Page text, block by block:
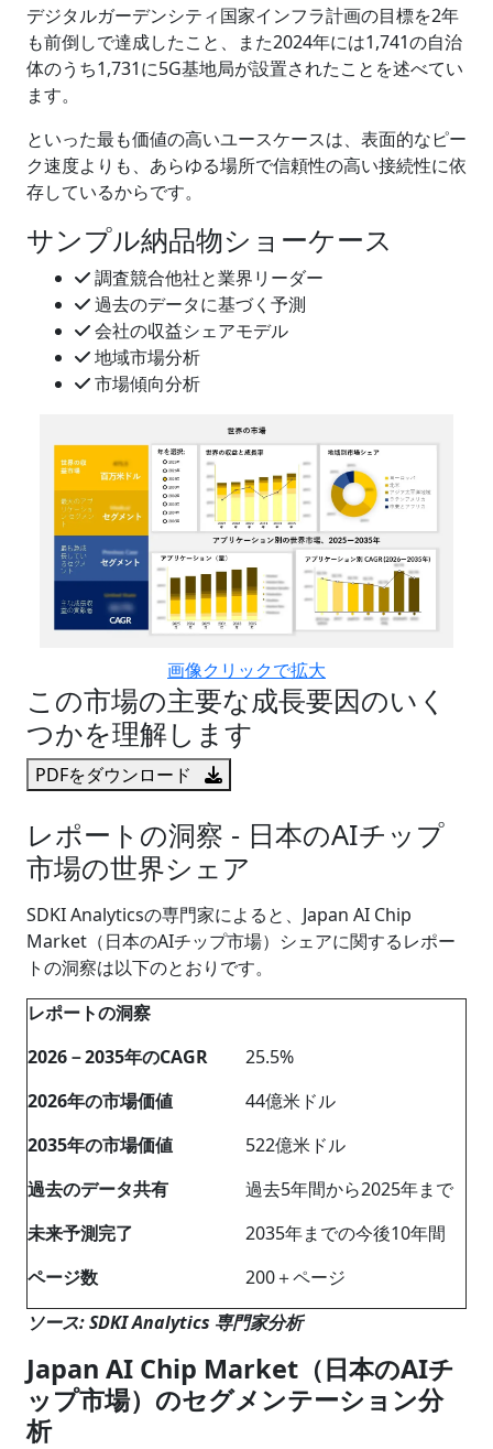
デジタルガーデンシティ国家インフラ計画の目標を2年
も前倒しで達成したこと、また2024年には1,741の自治
体のうち1,731に5G基地局が設置されたことを述べてい
ます。
といった最も価値の高いユースケースは、表面的なピー
ク速度よりも、あらゆる場所で信頼性の高い接続性に依
存しているからです。
サンプル納品物ショーケース
調査競合他社と業界リーダー
過去のデータに基づく予測
会社の収益シェアモデル
地域市場分析
市場傾向分析
画像クリックで拡大
この市場の主要な成長要因のいく
つかを理解します
PDFをダウンロード
レポートの洞察 - 日本のAIチップ
市場の世界シェア
SDKI Analyticsの専門家によると、Japan AI Chip
Market（日本のAIチップ市場）シェアに関するレポー
トの洞察は以下のとおりです。
レポートの洞察
2026－2035年のCAGR
25.5%
2026年の市場価値
44億米ドル
2035年の市場価値
522億米ドル
過去のデータ共有
過去5年間から2025年まで
未来予測完了
2035年までの今後10年間
ページ数
200＋ページ
ソース: SDKI Analytics 専門家分析
Japan AI Chip Market（日本のAIチ
ップ市場）のセグメンテーション分
析